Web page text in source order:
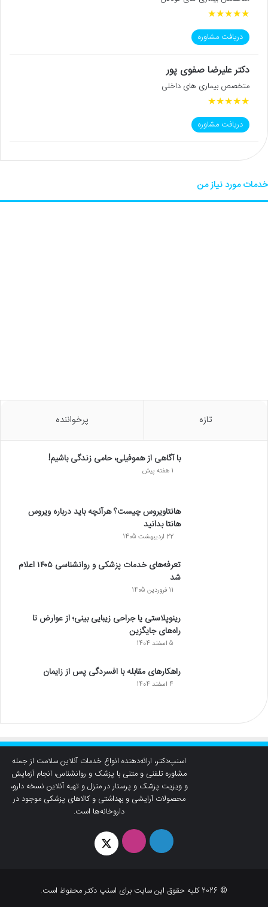
★
★
★
★
★
دریافت مشاوره
دکتر علیرضا صفوی پور
متخصص بیماری های داخلی
★
★
★
★
★
دریافت مشاوره
خدمات مورد نیاز من
تازه پرخواننده
با آگاهی از هموفیلی، حامی زندگی باشیم!
1 هفته پیش
هانتاویروس چیست؟ هرآنچه باید درباره ویروس
هانتا بدانید
22 اردیبهشت 1405
تعرفه‌های خدمات پزشکی و روانشناسی ۱۴۰۵ اعلام
شد
11 فروردین 1405
رینوپلاستی یا جراحی زیبایی بینی؛ از عوارض تا
راه‌های جایگزین
5 اسفند 1404
راهکارهای مقابله با افسردگی پس از زایمان
4 اسفند 1404
اسنپ‌دکتر، ارائه‌دهنده انواع خدمات آنلاین سلامت از جمله
مشاوره تلفنی و متنی با پزشک و روانشناس، انجام آزمایش
و ویزیت پزشک و پرستار در منزل و تهیه آنلاین نسخه دارو،
محصولات آرایشی و بهداشتی و کالاهای پزشکی موجود در
داروخانه‌ها است.
لینکدین اینستاگرام
© 2026 کلیه حقوق این سایت برای اسنپ دکتر محفوظ است.